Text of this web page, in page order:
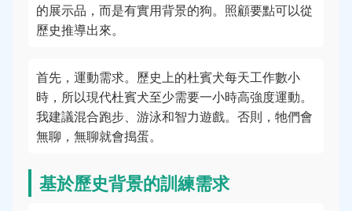
的展示品，而是有實用背景的狗。照顧要點可以從
歷史推導出來。
首先，運動需求。歷史上的杜賓犬每天工作數小
時，所以現代杜賓犬至少需要一小時高強度運動。
我建議混合跑步、游泳和智力遊戲。否則，牠們會
無聊，無聊就會搗蛋。
基於歷史背景的訓練需求